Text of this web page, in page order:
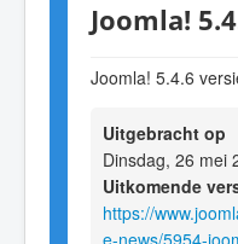
Joomla!
Joomla! 5.4.6
Uitgebracht op
Dinsdag, 26 mei
Uitkomende
https://
e-news/5954-